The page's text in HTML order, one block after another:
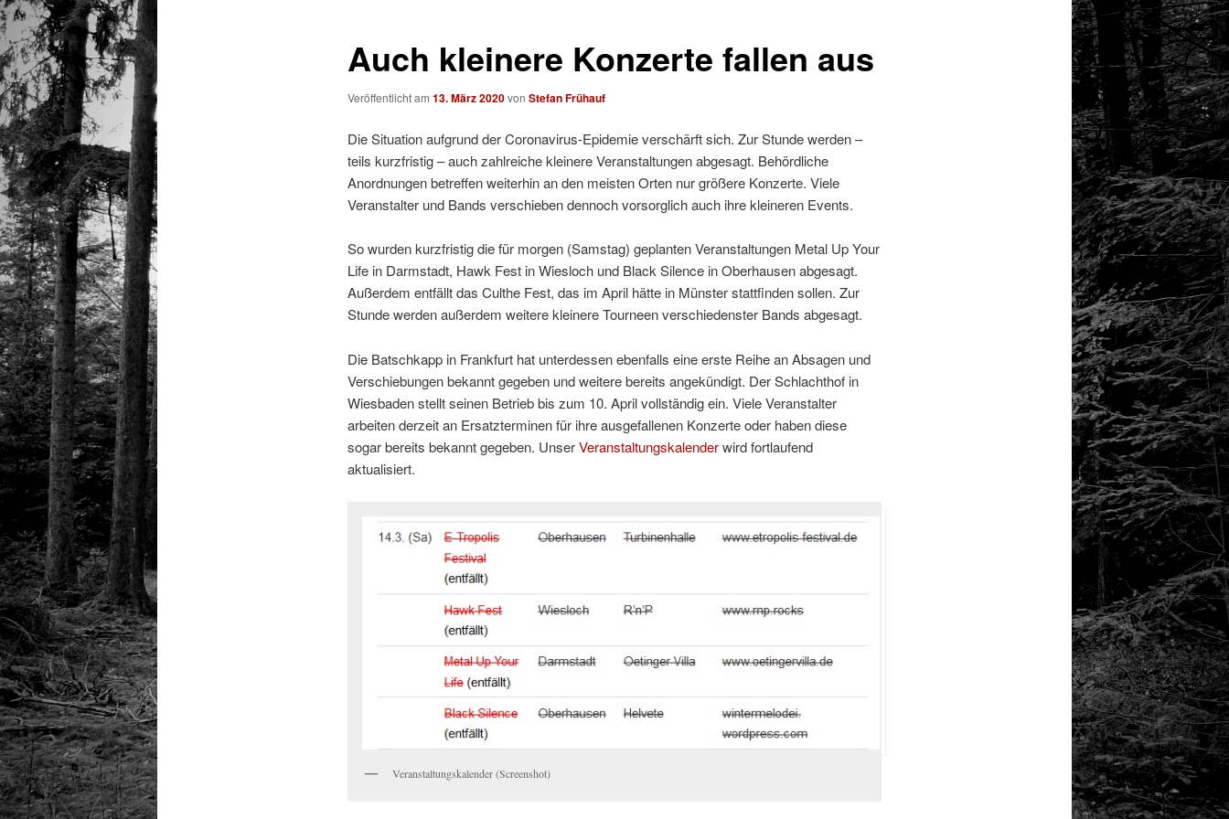
Auch kleinere Konzerte fallen aus
Veröffentlicht am 13. März 2020von Stefan Frühauf
Die Situation aufgrund der Coronavirus-Epidemie verschärft sich. Zur Stunde werden –
teils kurzfristig – auch zahlreiche kleinere Veranstaltungen abgesagt. Behördliche
Anordnungen betreffen weiterhin an den meisten Orten nur größere Konzerte. Viele
Veranstalter und Bands verschieben dennoch vorsorglich auch ihre kleineren Events.
So wurden kurzfristig die für morgen (Samstag) geplanten Veranstaltungen Metal Up Your
Life in Darmstadt, Hawk Fest in Wiesloch und Black Silence in Oberhausen abgesagt.
Außerdem entfällt das Culthe Fest, das im April hätte in Münster stattfinden sollen. Zur
Stunde werden außerdem weitere kleinere Tourneen verschiedenster Bands abgesagt.
Die Batschkapp in Frankfurt hat unterdessen ebenfalls eine erste Reihe an Absagen und
Verschiebungen bekannt gegeben und weitere bereits angekündigt. Der Schlachthof in
Wiesbaden stellt seinen Betrieb bis zum 10. April vollständig ein. Viele Veranstalter
arbeiten derzeit an Ersatzterminen für ihre ausgefallenen Konzerte oder haben diese
sogar bereits bekannt gegeben. UnserVeranstaltungskalenderwird fortlaufend
aktualisiert.
Veranstaltungskalender (Screenshot)